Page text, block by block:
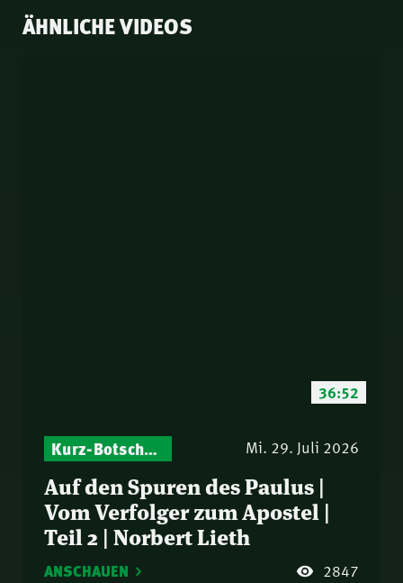
ÄHNLICHE VIDEOS
36:52
Kurz-Botschaften – Biblische Impulse mit Zukunft im Blick Mi. 29. Juli 2026
Auf den Spuren des Paulus |
Vom Verfolger zum Apostel |
Teil 2 | Norbert Lieth
ANSCHAUEN 2847